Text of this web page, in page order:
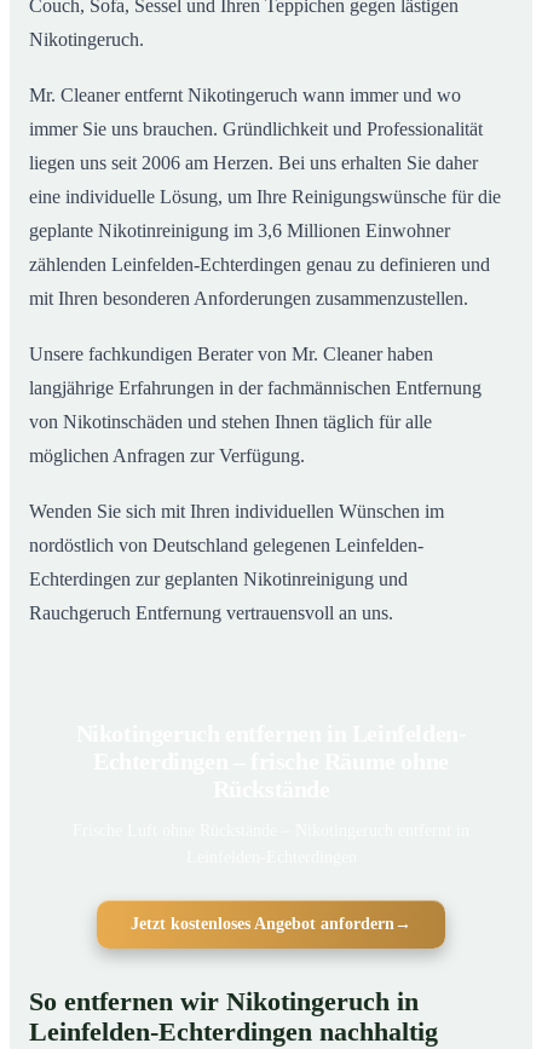
Couch, Sofa, Sessel und Ihren Teppichen gegen lästigen
Nikotingeruch.
Mr. Cleaner entfernt Nikotingeruch wann immer und wo
immer Sie uns brauchen. Gründlichkeit und Professionalität
liegen uns seit 2006 am Herzen. Bei uns erhalten Sie daher
eine individuelle Lösung, um Ihre Reinigungswünsche für die
geplante Nikotinreinigung im 3,6 Millionen Einwohner
zählenden Leinfelden-Echterdingen genau zu definieren und
mit Ihren besonderen Anforderungen zusammenzustellen.
Unsere fachkundigen Berater von Mr. Cleaner haben
langjährige Erfahrungen in der fachmännischen Entfernung
von Nikotinschäden und stehen Ihnen täglich für alle
möglichen Anfragen zur Verfügung.
Wenden Sie sich mit Ihren individuellen Wünschen im
nordöstlich von Deutschland gelegenen Leinfelden-
Echterdingen zur geplanten Nikotinreinigung und
Rauchgeruch Entfernung vertrauensvoll an uns.
Jetzt kostenloses Angebot anfordern→
So entfernen wir Nikotingeruch in
Leinfelden-Echterdingen nachhaltig